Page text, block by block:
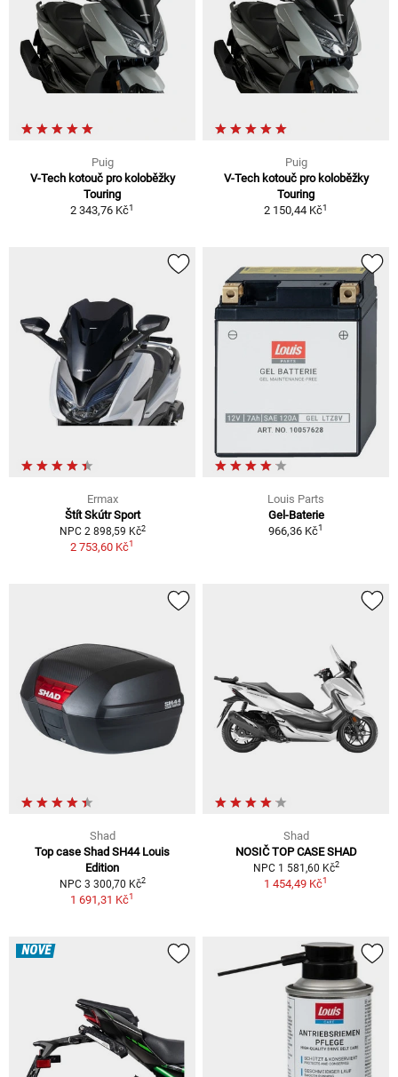
Puig
V-Tech kotouč pro koloběžky
Touring
2 343,76 Kč1
Puig
V-Tech kotouč pro koloběžky
Touring
2 150,44 Kč1
Ermax
Štít Skútr Sport
NPC 2 898,59 Kč2
2 753,60 Kč1
Louis Parts
Gel-Baterie
966,36 Kč1
Shad
Top case Shad SH44 Louis
Edition
NPC 3 300,70 Kč2
1 691,31 Kč1
Shad
NOSIČ TOP CASE SHAD
NPC 1 581,60 Kč2
1 454,49 Kč1
NOVÉ